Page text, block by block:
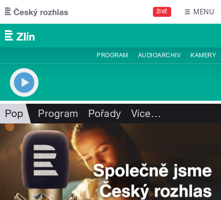
Přejít k hlavnímu obsahu
ŽIVĚ MENU
PROGRAM AUDIOARCHIV KAMERY
Pop Program Pořady Více…